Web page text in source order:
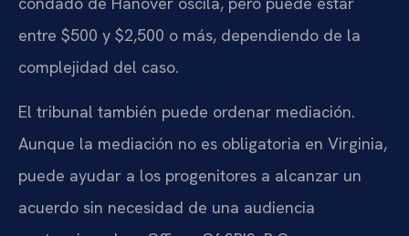
entre $500 y $2,500 o más, dependiendo de la
complejidad del caso.
El tribunal también puede ordenar mediación.
Aunque la mediación no es obligatoria en Virginia,
puede ayudar a los progenitores a alcanzar un
acuerdo sin necesidad de una audiencia